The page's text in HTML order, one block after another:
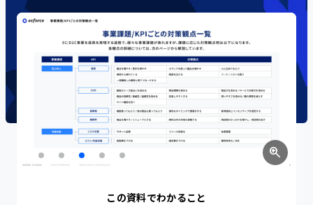
zoom_in
この資料でわかること